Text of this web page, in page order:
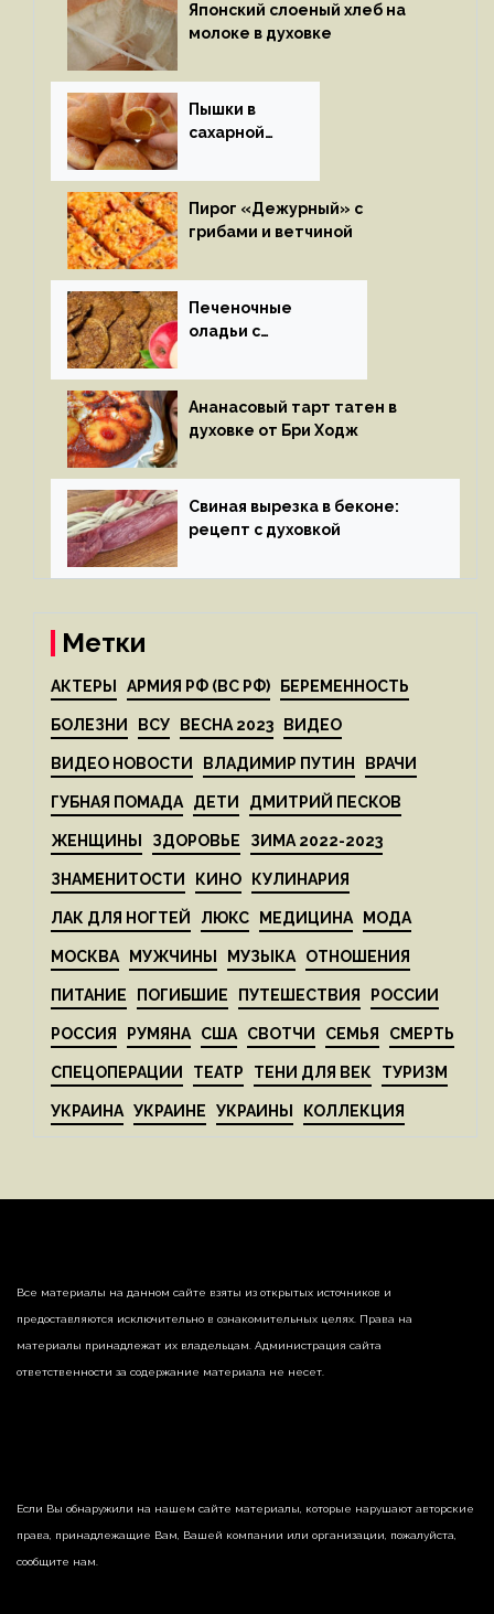
Японский слоеный хлеб на
молоке в духовке
Пышки в
сахарной
Пирог «Дежурный» с
грибами и ветчиной
Печеночные
оладьи с
Ананасовый тарт татен в
духовке от Бри Ходж
Свиная вырезка в беконе:
рецепт с духовкой
Метки
АКТЕРЫ АРМИЯ РФ (ВС РФ) БЕРЕМЕННОСТЬ
БОЛЕЗНИ ВСУ ВЕСНА 2023 ВИДЕО
ВИДЕО НОВОСТИ ВЛАДИМИР ПУТИН ВРАЧИ
ГУБНАЯ ПОМАДА ДЕТИ ДМИТРИЙ ПЕСКОВ
ЖЕНЩИНЫ ЗДОРОВЬЕ ЗИМА 2022-2023
ЗНАМЕНИТОСТИ КИНО КУЛИНАРИЯ
ЛАК ДЛЯ НОГТЕЙ ЛЮКС МЕДИЦИНА МОДА
МОСКВА МУЖЧИНЫ МУЗЫКА ОТНОШЕНИЯ
ПИТАНИЕ ПОГИБШИЕ ПУТЕШЕСТВИЯ РОССИИ
РОССИЯ РУМЯНА США СВОТЧИ СЕМЬЯ СМЕРТЬ
СПЕЦОПЕРАЦИИ ТЕАТР ТЕНИ ДЛЯ ВЕК ТУРИЗМ
УКРАИНА УКРАИНЕ УКРАИНЫ КОЛЛЕКЦИЯ
Все материалы на данном сайте взяты из открытых источников и
предоставляются исключительно в ознакомительных целях. Права на
материалы принадлежат их владельцам. Администрация сайта
ответственности за содержание материала не несет.
Если Вы обнаружили на нашем сайте материалы, которые нарушают авторские
права, принадлежащие Вам, Вашей компании или организации, пожалуйста,
сообщите нам.